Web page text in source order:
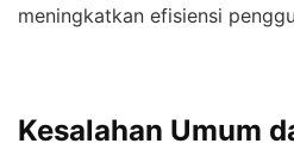
meningkatkan efisiensi
Kesalahan Umum